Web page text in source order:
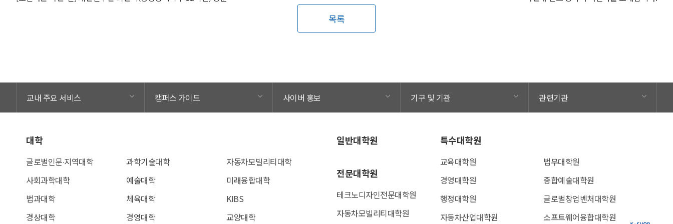
목록
교내 주요 서비스 캠퍼스 가이드 사이버 홍보 기구 및 기관 관련기관
대학
글로벌인문∙지역대학
사회과학대학
법과대학
경상대학
과학기술대학
예술대학
체육대학
경영대학
자동차모빌리티대학
미래융합대학
KIBS
교양대학
일반대학원
전문대학원
테크노디자인전문대학원
자동차모빌리티대학원
특수대학원
교육대학원
경영대학원
행정대학원
자동차산업대학원
법무대학원
종합예술대학원
글로벌창업벤처대학원
소프트웨어융합대학원